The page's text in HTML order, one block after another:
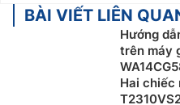
BÀI VIẾT LIÊN
Hướng
trên máy
Hai chiếc